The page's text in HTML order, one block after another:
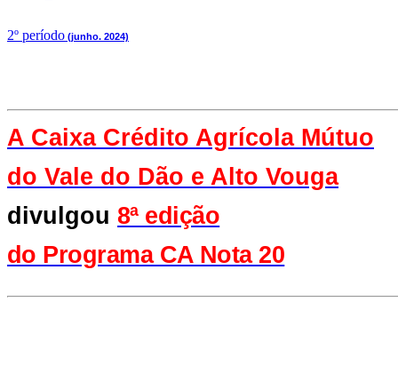
2º período (junho. 2024)
A Caixa Crédito Agrícola Mútuo
do Vale do Dão e Alto Vouga
divulgou 8ª edição
do Programa CA Nota 20